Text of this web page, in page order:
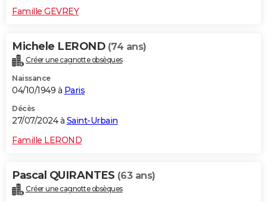
Famille GEVREY
Michele LEROND (74 ans)
Créer une cagnotte obsèques
Naissance
04/10/1949 à Paris
Décès
27/07/2024 à Saint-Urbain
Famille LEROND
Pascal QUIRANTES (63 ans)
Créer une cagnotte obsèques